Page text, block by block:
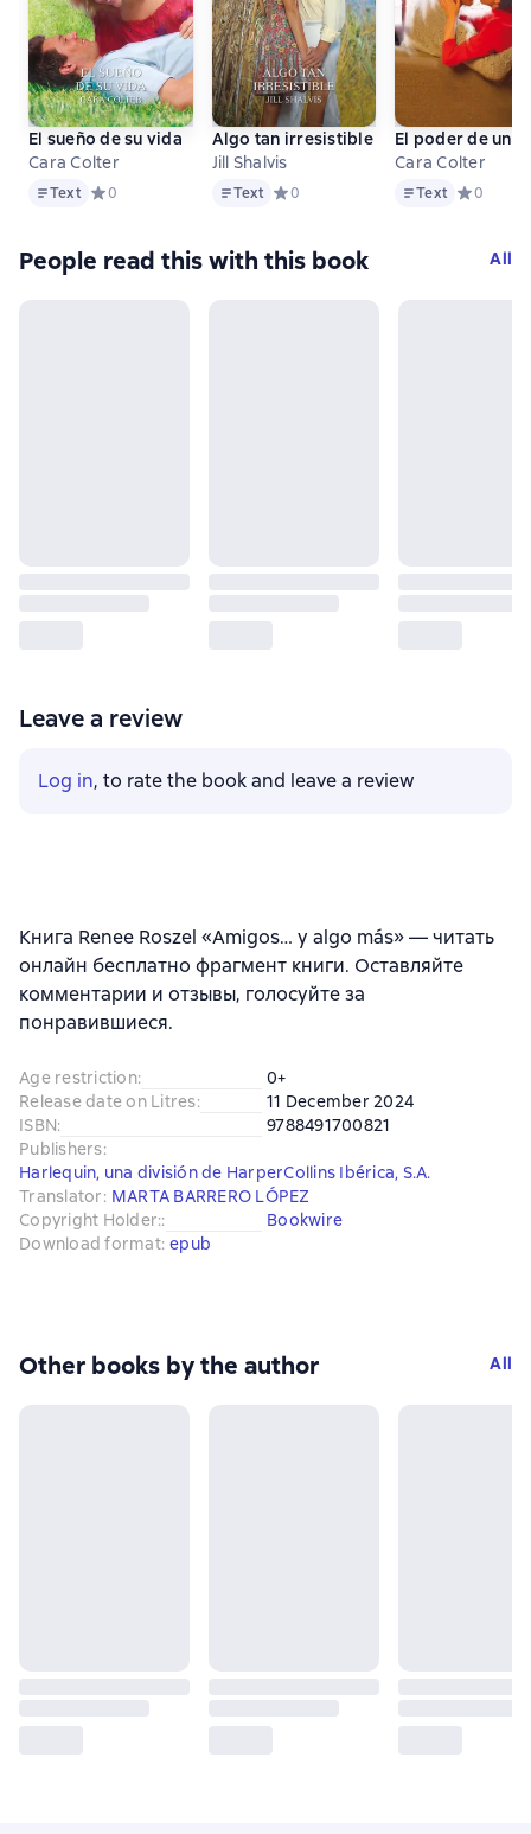
El sueño de su vida
Cara Colter
TextText Средний рейтинг 0 на основе 0 оценок
0
Algo tan irresistible
Jill Shalvis
TextText Средний рейтинг 0 на основе 0
0
El poder de una
Cara Colter
TextText Средний
0
People read this with this book All
Leave a review
Log in, to rate the book and leave a review
Книга Renee Roszel «Amigos… y algo más» — читать
онлайн бесплатно фрагмент книги. Оставляйте
комментарии и отзывы, голосуйте за
понравившиеся.
Age restriction:
0+
Release date on Litres:
11 December 2024
ISBN:
9788491700821
Publishers:
Harlequin, una división de HarperCollins Ibérica, S.A.
Translator: MARTA BARRERO LÓPEZ
Copyright Holder::
Bookwire
Download format: epub
Other books by the author All